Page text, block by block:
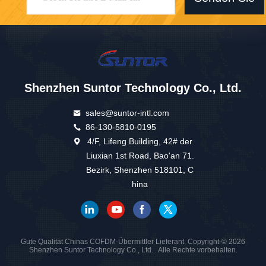
Shenzhen Suntor Technology Co., Ltd.
sales@suntor-intl.com
86-130-5810-0195
4/F, Lifeng Building, 42# der
Liuxian 1st Road, Bao'an 71.
Bezirk, Shenzhen 518101, C
hina
Gute Qualität Chinas COFDM-Übermittler Lieferant. Copyright-© 2026
Shenzhen Suntor Technology Co., Ltd. . Alle Rechte vorbehalten.